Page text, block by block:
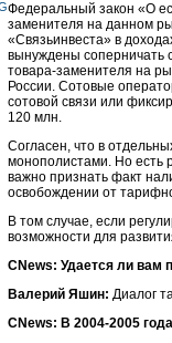
Федеральный закон «О
заменителя на данном
«Связьинвеста» в
вынуждены соперничать
товара-заменителя на
России. Сотовые
сотовой связи или
120 млн.
Согласен, что в
монополистами. Но есть
важно признать факт
освобождении от
В том случае, если
возможности для
CNews: Удается ли вам
Валерий Яшин: Диалог
CNews: В 2004-2005